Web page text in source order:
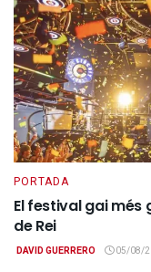
PORTADA
El festival gai més
de Rei
DAVID GUERRERO 05/08/